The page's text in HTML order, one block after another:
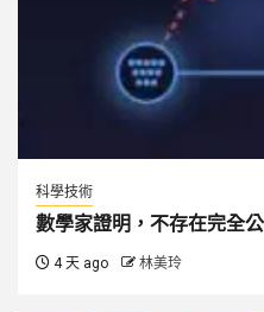
科學技術
數學家證明，不存在完全
4 天 ago 林美玲